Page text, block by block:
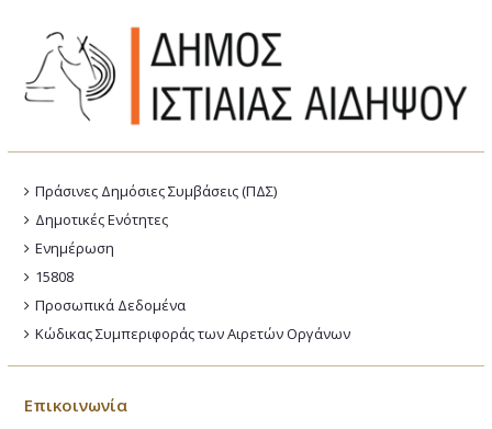
Πράσινες Δημόσιες Συμβάσεις (ΠΔΣ)
Δημοτικές Ενότητες
Ενημέρωση
15808
Προσωπικά Δεδομένα
Κώδικας Συμπεριφοράς των Αιρετών Οργάνων
Επικοινωνία